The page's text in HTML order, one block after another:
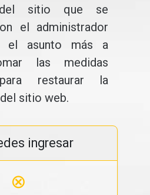
del sitio que se
el administrador
el asunto más a
las medidas
restaurar la
sitio web.
ingresar
⊗